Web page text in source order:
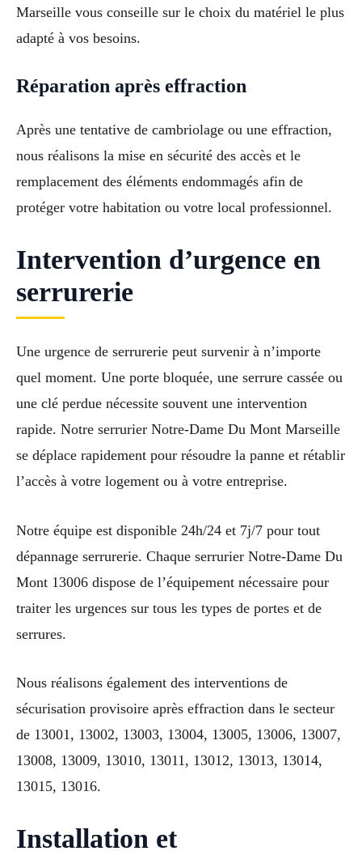
Marseille vous conseille sur le choix du matériel le plus
adapté à vos besoins.
Réparation après effraction
Après une tentative de cambriolage ou une effraction,
nous réalisons la mise en sécurité des accès et le
remplacement des éléments endommagés afin de
protéger votre habitation ou votre local professionnel.
Intervention d’urgence en
serrurerie
Une urgence de serrurerie peut survenir à n’importe
quel moment. Une porte bloquée, une serrure cassée ou
une clé perdue nécessite souvent une intervention
rapide. Notre serrurier Notre-Dame Du Mont Marseille
se déplace rapidement pour résoudre la panne et rétablir
l’accès à votre logement ou à votre entreprise.
Notre équipe est disponible 24h/24 et 7j/7 pour tout
dépannage serrurerie. Chaque serrurier Notre-Dame Du
Mont 13006 dispose de l’équipement nécessaire pour
traiter les urgences sur tous les types de portes et de
serrures.
Nous réalisons également des interventions de
sécurisation provisoire après effraction dans le secteur
de 13001, 13002, 13003, 13004, 13005, 13006, 13007,
13008, 13009, 13010, 13011, 13012, 13013, 13014,
13015, 13016.
Installation et